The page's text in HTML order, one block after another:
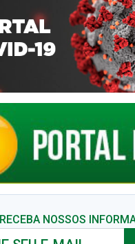
RECEBA NOSSOS